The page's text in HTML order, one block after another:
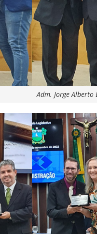
Adm. Jorge Alberto